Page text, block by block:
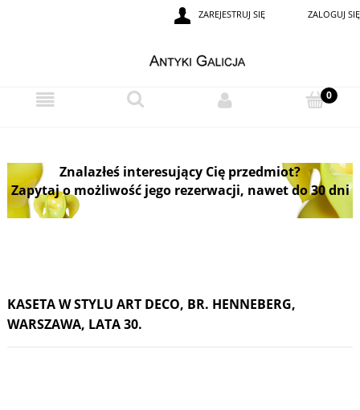
ZAREJESTRUJ SIĘ ZALOGUJ SIĘ
Znalazłeś interesujący Cię przedmiot?
Zapytaj o możliwość jego rezerwacji, nawet do 30 dni
KASETA W STYLU ART DECO, BR. HENNEBERG,
WARSZAWA, LATA 30.